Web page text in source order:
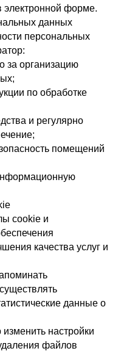
электронной форме.
данных
персональных
за организацию
по обработке
и регулярно
помещений
cookie и
качества услуг и
данные о
настройки
файлов